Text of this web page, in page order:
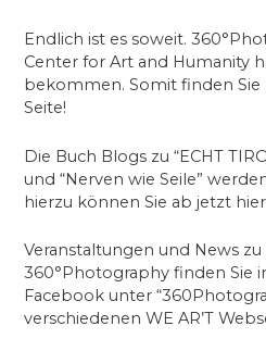
Endlich ist es soweit.
Center for Art and Humanity
bekommen. Somit finden
Seite!
Die Buch Blogs zu “ECHT
und “Nerven wie Seile”
hierzu können Sie ab jetzt
Veranstaltungen und News
360°Photography finden Sie
Facebook unter
verschiedenen WE AR’T